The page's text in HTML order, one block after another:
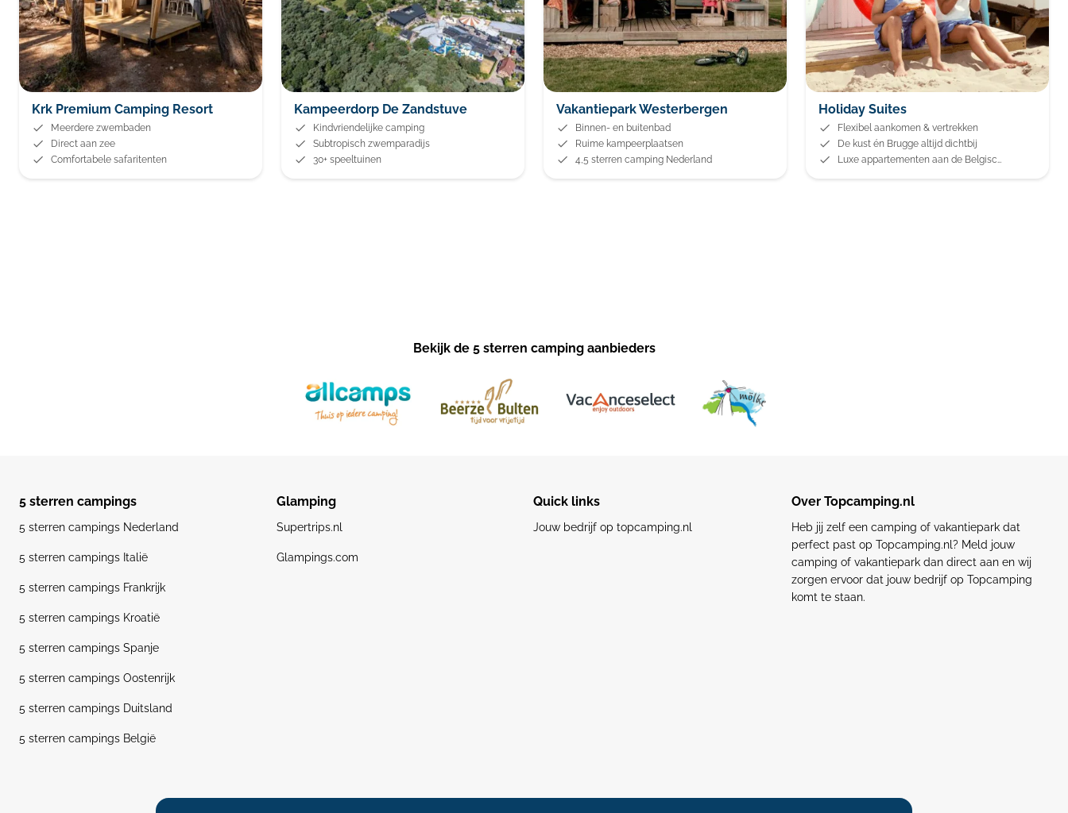
Krk Premium Camping Resort
Meerdere zwembaden
Direct aan zee
Comfortabele safaritenten
Kampeerdorp De Zandstuve
Kindvriendelijke camping
Subtropisch zwemparadijs
30+ speeltuinen
Vakantiepark Westerbergen
Binnen- en buitenbad
Ruime kampeerplaatsen
4,5 sterren camping Nederland
Holiday Suites
Flexibel aankomen & vertrekken
De kust én Brugge altijd dichtbij
Luxe appartementen aan de Belgische kust
Bekijk de 5 sterren camping aanbieders
5 sterren campings
5 sterren campings Nederland
5 sterren campings Italië
5 sterren campings Frankrijk
5 sterren campings Kroatië
5 sterren campings Spanje
5 sterren campings Oostenrijk
5 sterren campings Duitsland
5 sterren campings België
Glamping
Supertrips.nl
Glampings.com
Quick links
Jouw bedrijf op topcamping.nl
Over Topcamping.nl
Heb jij zelf een camping of vakantiepark dat
perfect past op Topcamping.nl? Meld jouw
camping of vakantiepark dan direct aan en wij
zorgen ervoor dat jouw bedrijf op Topcamping
komt te staan.